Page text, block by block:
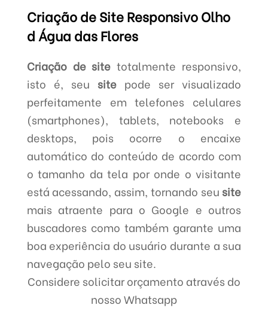
Criação de Site Responsivo Olho
d Água das Flores
Criação de site totalmente responsivo,
isto é, seu site pode ser visualizado
perfeitamente em telefones celulares
(smartphones), tablets, notebooks e
desktops, pois ocorre o encaixe
automático do conteúdo de acordo com
o tamanho da tela por onde o visitante
está acessando, assim, tornando seu site
mais atraente para o Google e outros
buscadores como também garante uma
boa experiência do usuário durante a sua
navegação pelo seu site.
Considere solicitar orçamento através do
nosso Whatsapp